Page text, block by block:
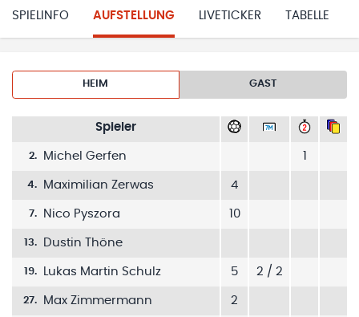
SPIELINFO AUFSTELLUNG LIVETICKER TABELLE
HEIM GAST
Spieler
2. Michel Gerfen
4. Maximilian Zerwas 4
7. Nico Pyszora 10
13. Dustin Thöne
19. Lukas Martin Schulz 5 2 / 2
27. Max Zimmermann 2